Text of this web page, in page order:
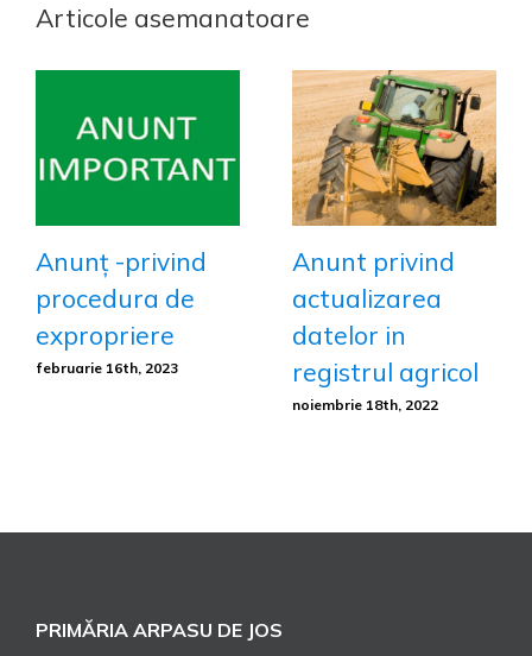
Articole asemanatoare
Anunț -privind
procedura de
expropriere
februarie 16th, 2023
Anunt privind
actualizarea
datelor in
registrul agricol
noiembrie 18th, 2022
PRIMĂRIA ARPASU DE JOS